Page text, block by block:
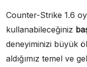
Counter-Strike 1.6
kullanabileceğiniz
deneyiminizi büyük
aldığımız temel ve